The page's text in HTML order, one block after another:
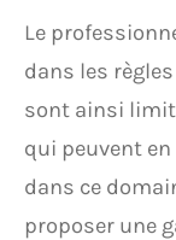
Le
dans les
sont ainsi
qui peuvent
dans ce
proposer une